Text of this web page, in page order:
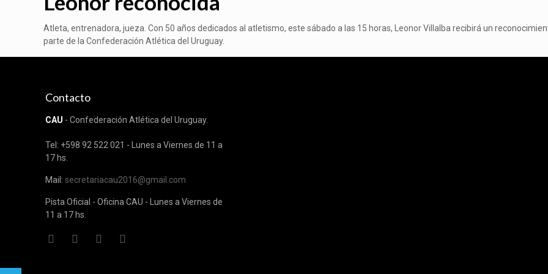
Atleta, entrenadora, jueza. Con 50 años dedicados al atletismo, este sábado a las 15 horas, Leonor Villalba recibirá un
parte de la Confederación Atlética del Uruguay.
Contacto
CAU - Confederación Atlética del Uruguay.
Tel: +598 92 522 021 - Lunes a Viernes de 11 a
17 hs.
Mail:secretariacau2016@gmail.com
Pista Oficial - Oficina CAU - Lunes a Viernes de
11 a 17 hs.